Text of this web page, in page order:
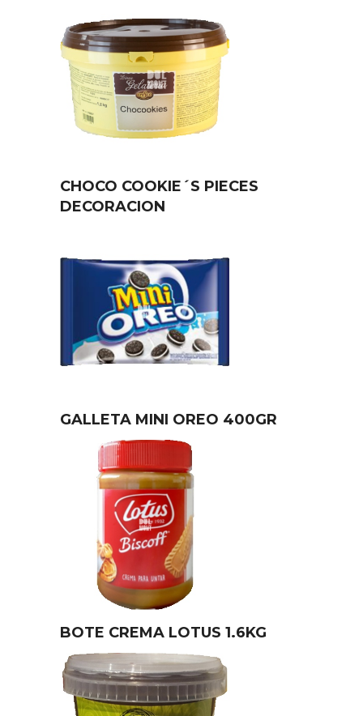
CHOCO COOKIE´S PIECES
DECORACION
GALLETA MINI OREO 400GR
BOTE CREMA LOTUS 1.6KG